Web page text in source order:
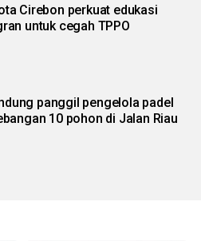
Cirebon perkuat edukasi
untuk cegah TPPO
panggil pengelola padel
10 pohon di Jalan Riau